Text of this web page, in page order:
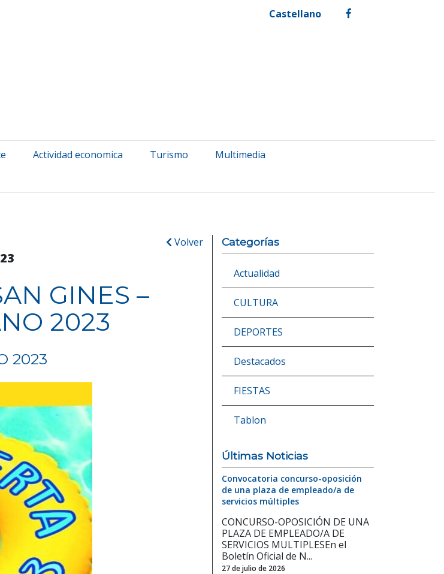
Castellano facebook
Actividad economica Turismo
Multimedia
Volver
GINES –
2023
2023
Categorías
Actualidad
CULTURA
DEPORTES
Destacados
FIESTAS
Tablon
Últimas Noticias
Convocatoria concurso-oposición
de una plaza de empleado/a de
servicios múltiples
CONCURSO-OPOSICIÓN DE UNA
PLAZA DE EMPLEADO/A DE
SERVICIOS MULTIPLESEn el
Boletín Oficial de N...
27 de julio de 2026